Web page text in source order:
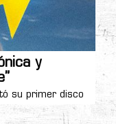
y
su primer disco